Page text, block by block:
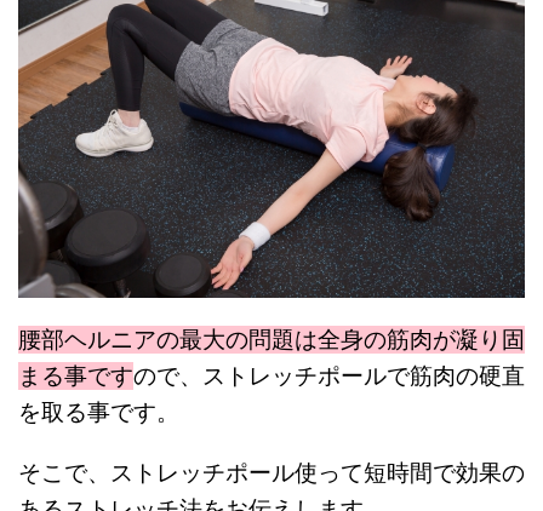
腰部ヘルニアの最大の問題は全身の筋肉が凝り固
まる事ですので、ストレッチポールで筋肉の硬直
を取る事です。
そこで、ストレッチポール使って短時間で効果の